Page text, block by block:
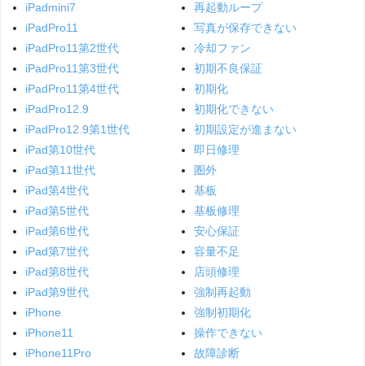
iPadmini7
iPadPro11
iPadPro11第2世代
iPadPro11第3世代
iPadPro11第4世代
iPadPro12.9
iPadPro12.9第1世代
iPad第10世代
iPad第11世代
iPad第4世代
iPad第5世代
iPad第6世代
iPad第7世代
iPad第8世代
iPad第9世代
iPhone
iPhone11
iPhone11Pro
再起動ループ
写真が保存できない
冷却ファン
初期不良保証
初期化
初期化できない
初期設定が進まない
即日修理
圏外
基板
基板修理
安心保証
容量不足
店頭修理
強制再起動
強制初期化
操作できない
故障診断